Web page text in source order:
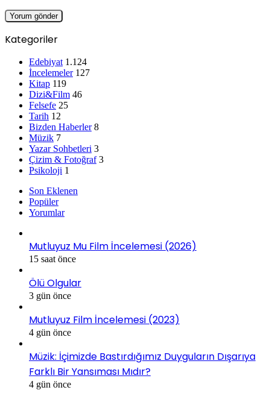
Kategoriler
Edebiyat 1.124
İncelemeler 127
Kitap 119
Dizi&Film 46
Felsefe 25
Tarih 12
Bizden Haberler 8
Müzik 7
Yazar Sohbetleri 3
Çizim & Fotoğraf 3
Psikoloji 1
Son Eklenen
Popüler
Yorumlar
Mutluyuz Mu Film İncelemesi (2026)
15 saat önce
Ölü Olgular
3 gün önce
Mutluyuz Film İncelemesi (2023)
4 gün önce
Müzik: İçimizde Bastırdığımız Duyguların Dışarıya
Farklı Bir Yansıması Mıdır?
4 gün önce